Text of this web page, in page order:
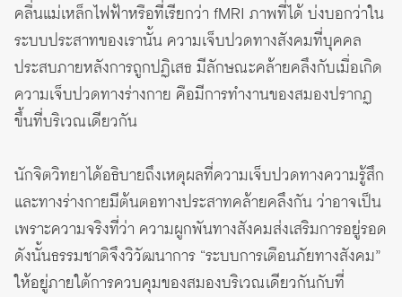
คลื่นแม่เหล็กไฟฟ้าหรือที่เรียกว่า fMRI ภาพที่ได้ บ่งบอกว่าใน
ระบบประสาทของเรานั้น ความเจ็บปวดทางสังคมที่บุคคล
ประสบภายหลังการถูกปฏิเสธ มีลักษณะคล้ายคลึงกับเมื่อเกิด
ความเจ็บปวดทางร่างกาย คือมีการทำงานของสมองปรากฏ
ขึ้นที่บริเวณเดียวกัน
นักจิตวิทยาได้อธิบายถึงเหตุผลที่ความเจ็บปวดทางความรู้สึก
และทางร่างกายมีต้นตอทางประสาทคล้ายคลึงกัน ว่าอาจเป็น
เพราะความจริงที่ว่า ความผูกพันทางสังคมส่งเสริมการอยู่รอด
ดังนั้นธรรมชาติจึงวิวัฒนาการ “ระบบการเตือนภัยทางสังคม”
ให้อยู่ภายใต้การควบคุมของสมองบริเวณเดียวกันกับที่